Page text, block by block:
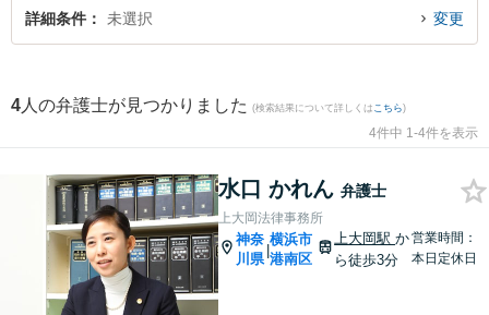
お困りの相談者さんにおすすめです。
詳細条件 未選択 変更
4 人の弁護士が見つかりました (検索結果について詳しくは こちら)
4件中 1-4件を表示
水口 かれん 弁護士
上大岡法律事務所
神奈
川県
|
横浜市
港南区
上大岡駅か
ら徒歩3分
営業時間：
本日定休日